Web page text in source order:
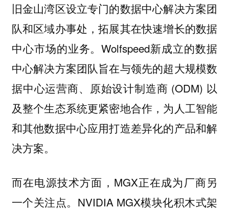
旧金山湾区设立专门的数据中心解决方案团
队和区域办事处，拓展其在快速增长的数据
中心市场的业务。Wolfspeed新成立的数据
中心解决方案团队旨在与领先的超大规模数
据中心运营商、原始设计制造商 (ODM) 以
及整个生态系统更紧密地合作，为人工智能
和其他数据中心应用打造差异化的产品和解
决方案。
而在电源技术方面，MGX正在成为厂商另
一个关注点。NVIDIA MGX模块化积木式架